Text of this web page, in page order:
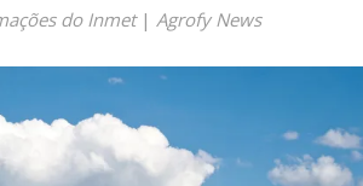
do Inmet| Agrofy News